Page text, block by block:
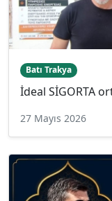
Batı Trakya
İdeal SİGORTA
27 Mayıs 2026